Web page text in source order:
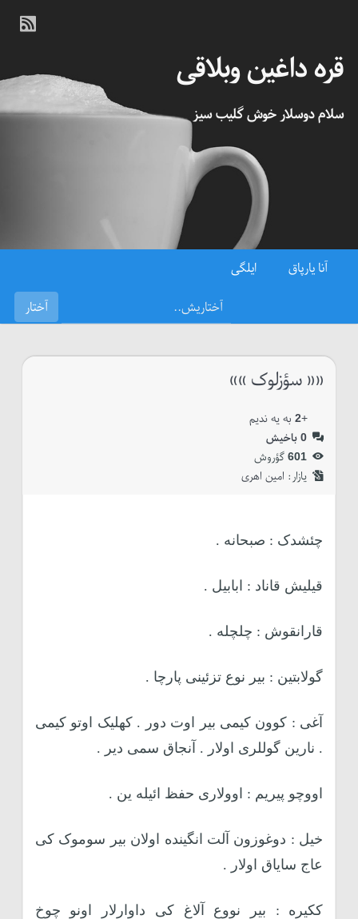
قره داغین وبلاقی
سلام دوسلار خوش گلیب سیز
آنا یارپاق ایلگی
«« سؤزلوک »»
+
2به یه ندیم
0باخیش
601گؤروش
یازار:‌ امین اهری
چئشدک : صبحانه .
قیلیش قاناد : ابابیل .
قارانقوش : چلچله .
گولابتین : بیر نوع تزئینی پارچا .
آغی : کوون کیمی بیر اوت دور . کهلیک اوتو کیمی
. نارین گوللری اولار . آنجاق سمی دیر .
اووچو پیریم : اوولاری حفظ ائیله ین .
خیل : دوغوزون آلت انگینده اولان بیر سوموک کی
عاج سایاق اولار .
ککیره : بیر نووع آلاغ کی داوارلار اونو چوخ